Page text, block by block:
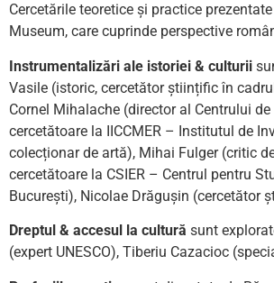
Cercetările teoretice și practice
Museum, care cuprinde perspective
Instrumentalizări ale istoriei & culturii
Vasile (istoric, cercetător științific în
Cornel Mihalache (director al Centrului
cercetătoare la IICCMER – Institutul de
colecționar de artă), Mihai Fulger (critic
cercetătoare la CSIER – Centrul pentru
București), Nicolae Drăgușin (cercetător
Dreptul & accesul la cultură sunt
(expert UNESCO), Tiberiu Cazacioc